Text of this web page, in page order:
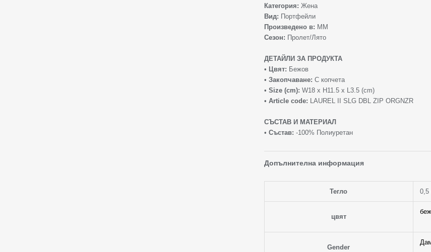
Категория: Жена
Вид: Портфейли
Произведено в: MM
Сезон: Пролет/Лято
ДЕТАЙЛИ ЗА ПРОДУКТА
• Цвят: Бежов
• Закопчаване: С копчета
• Size (cm): W18 x H11.5 x L3.5 (cm)
• Article code: LAUREL II SLG DBL ZIP ORGNZR
СЪСТАВ И МАТЕРИАЛ
• Състав: -100% Полиуретан
Допълнителна информация
Тегло 0,5
цвят
Gender